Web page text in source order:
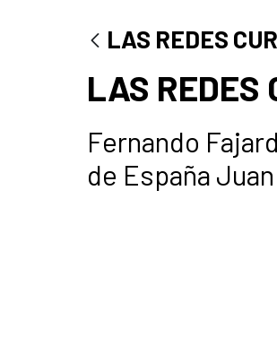
LAS REDES
LAS REDES
Fernando
de España